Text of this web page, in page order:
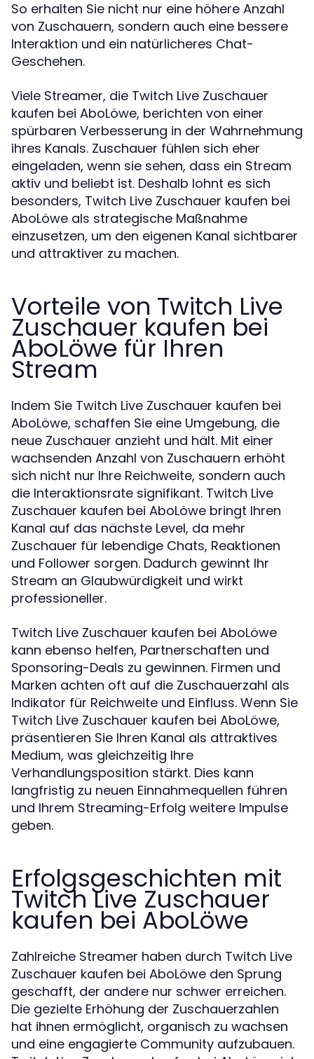
So erhalten Sie nicht nur eine höhere Anzahl
von Zuschauern, sondern auch eine bessere
Interaktion und ein natürlicheres Chat-
Geschehen.
Viele Streamer, die Twitch Live Zuschauer
kaufen bei AboLöwe, berichten von einer
spürbaren Verbesserung in der Wahrnehmung
ihres Kanals. Zuschauer fühlen sich eher
eingeladen, wenn sie sehen, dass ein Stream
aktiv und beliebt ist. Deshalb lohnt es sich
besonders, Twitch Live Zuschauer kaufen bei
AboLöwe als strategische Maßnahme
einzusetzen, um den eigenen Kanal sichtbarer
und attraktiver zu machen.
Vorteile von Twitch Live
Zuschauer kaufen bei
AboLöwe für Ihren
Stream
Indem Sie Twitch Live Zuschauer kaufen bei
AboLöwe, schaffen Sie eine Umgebung, die
neue Zuschauer anzieht und hält. Mit einer
wachsenden Anzahl von Zuschauern erhöht
sich nicht nur Ihre Reichweite, sondern auch
die Interaktionsrate signifikant. Twitch Live
Zuschauer kaufen bei AboLöwe bringt Ihren
Kanal auf das nächste Level, da mehr
Zuschauer für lebendige Chats, Reaktionen
und Follower sorgen. Dadurch gewinnt Ihr
Stream an Glaubwürdigkeit und wirkt
professioneller.
Twitch Live Zuschauer kaufen bei AboLöwe
kann ebenso helfen, Partnerschaften und
Sponsoring-Deals zu gewinnen. Firmen und
Marken achten oft auf die Zuschauerzahl als
Indikator für Reichweite und Einfluss. Wenn Sie
Twitch Live Zuschauer kaufen bei AboLöwe,
präsentieren Sie Ihren Kanal als attraktives
Medium, was gleichzeitig Ihre
Verhandlungsposition stärkt. Dies kann
langfristig zu neuen Einnahmequellen führen
und Ihrem Streaming-Erfolg weitere Impulse
geben.
Erfolgsgeschichten mit
Twitch Live Zuschauer
kaufen bei AboLöwe
Zahlreiche Streamer haben durch Twitch Live
Zuschauer kaufen bei AboLöwe den Sprung
geschafft, der andere nur schwer erreichen.
Die gezielte Erhöhung der Zuschauerzahlen
hat ihnen ermöglicht, organisch zu wachsen
und eine engagierte Community aufzubauen.